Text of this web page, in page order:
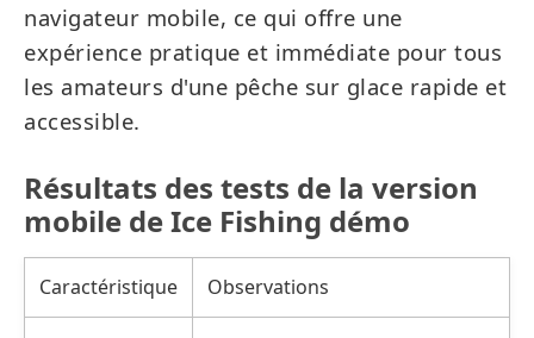
navigateur mobile, ce qui offre une
expérience pratique et immédiate pour tous
les amateurs d'une pêche sur glace rapide et
accessible.
Résultats des tests de la version
mobile de Ice Fishing démo
Caractéristique Observations